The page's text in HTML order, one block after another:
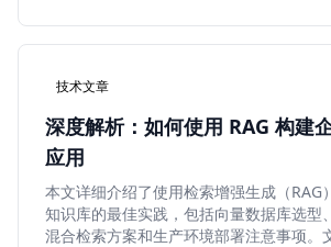
技术文章
深度解析：如何使用 RAG 构建
应用
本文详细介绍了使用检索增强生成（RAG
知识库的最佳实践，包括向量数据库选型
混合检索方案和生产环境部署注意事项。